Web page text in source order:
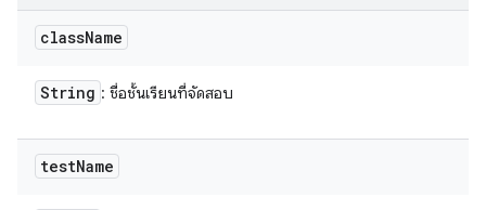
className
String : ชื่อชั้นเรียนที่จัดสอบ
testName